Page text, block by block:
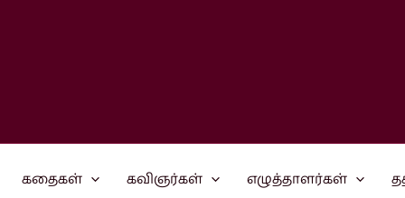
கதைகள் கவிஞர்கள் எழுத்தாளர்கள்